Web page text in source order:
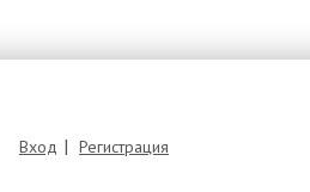
Вход | Регистрация